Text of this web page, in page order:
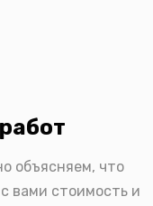
объясняем, что
вами стоимость и